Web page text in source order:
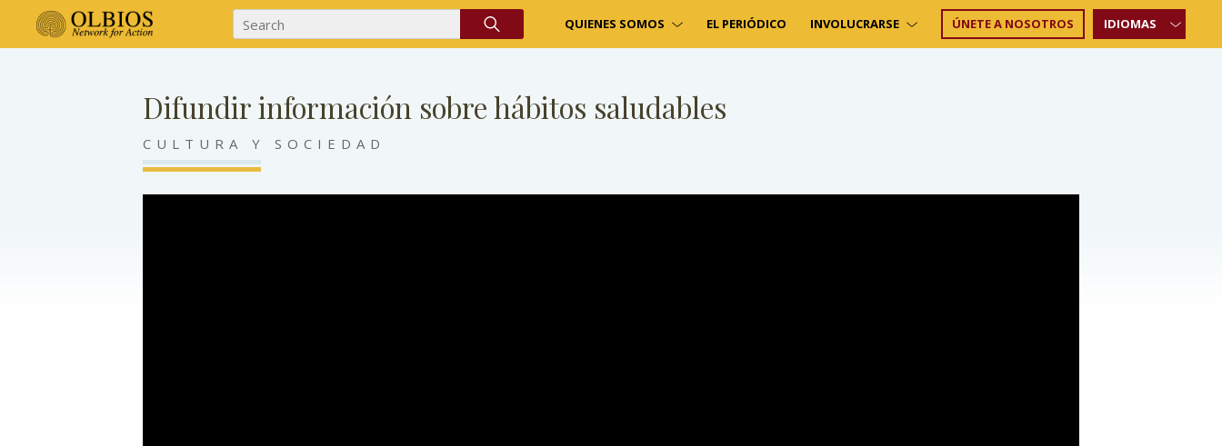
QUIENES SOMOS EL PERIÓDICO INVOLUCRARSE ÚNETE A NOSOTROS IDIOMAS
Difundir información sobre hábitos saludables
CULTURA Y SOCIEDAD